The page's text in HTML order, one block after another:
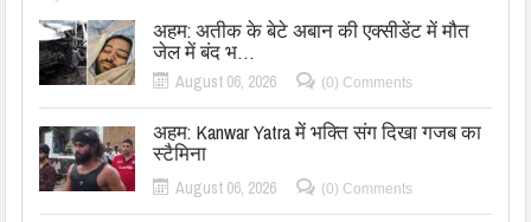
अहम: अतीक के बेटे अबान की एक्सीडेंट में मौत
जेल में बंद भ…
August 06, 2026 (0) Comments
अहम: Kanwar Yatra में भक्ति संग दिखा गजब का
स्टैमिना
August 06, 2026 (0) Comments